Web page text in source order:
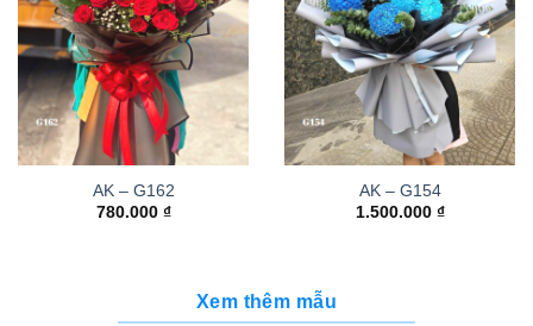
AK – G162
780.000 ₫
AK – G154
1.500.000 ₫
Xem thêm mẫu